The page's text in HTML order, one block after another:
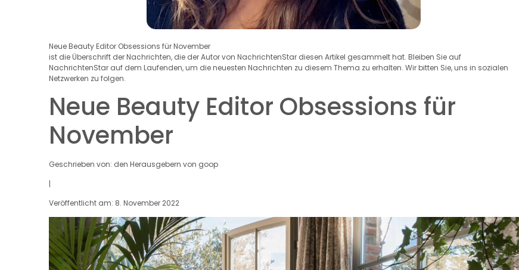
Neue Beauty Editor Obsessions für November
ist die Überschrift der Nachrichten, die der Autor von NachrichtenStar diesen Artikel gesammelt hat. Bleiben Sie auf
NachrichtenStar auf dem Laufenden, um die neuesten Nachrichten zu diesem Thema zu erhalten. Wir bitten Sie, uns in sozialen
Netzwerken zu folgen.
Neue Beauty Editor Obsessions für
November
Geschrieben von: den Herausgebern von goop
|
Veröffentlicht am: 8. November 2022